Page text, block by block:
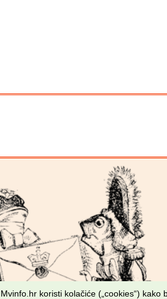
Mvinfo.hr koristi kolačiće („cookies“)